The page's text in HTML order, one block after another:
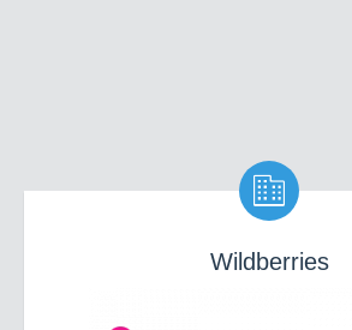

Wildberries